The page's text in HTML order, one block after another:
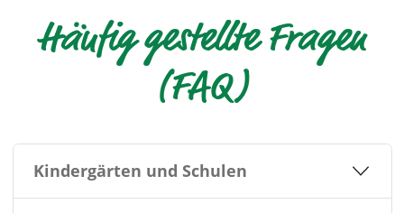
Häufig gestellte Fragen
(FAQ)
Kindergärten und Schulen